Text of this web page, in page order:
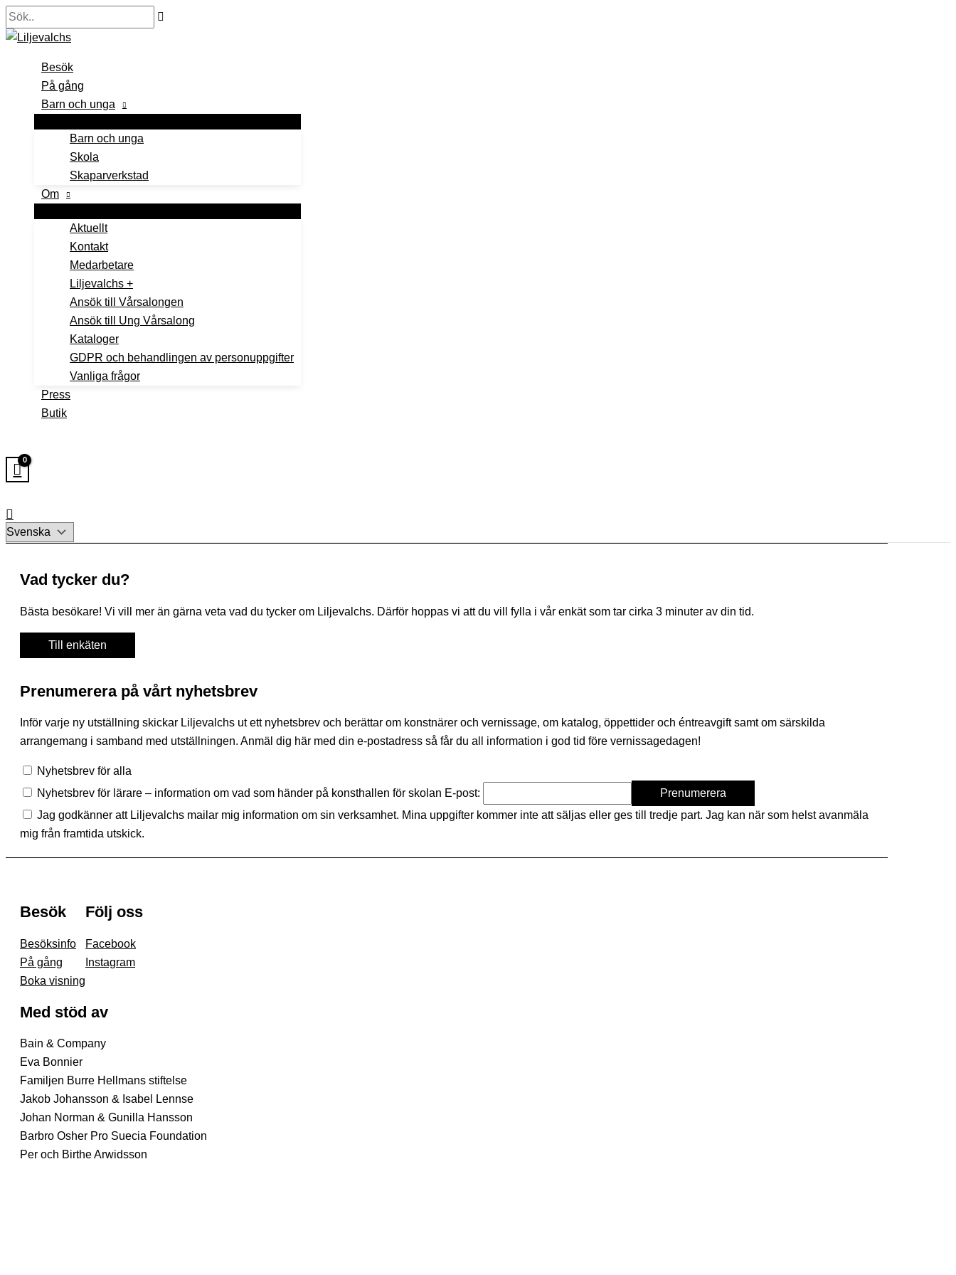
Hoppa
till
Sök..
Besök
På gång
Barn och unga
Barn och unga
Skola
Skaparverkstad
Om
Aktuellt
Kontakt
Medarbetare
Liljevalchs +
Ansök till Vårsalongen
Ansök till Ung Vårsalong
Kataloger
GDPR och behandlingen av personuppgifter
Vanliga frågor
Press
Butik
Välj
Vad tycker du?
Bästa besökare! Vi vill mer än gärna veta vad du tycker om Liljevalchs. Därför hoppas vi att du vill fylla i vår enkät som tar cirka 3 minuter av din tid.
Till enkäten
Prenumerera på vårt nyhetsbrev
Inför varje ny utställning skickar Liljevalchs ut ett nyhetsbrev och berättar om konstnärer och vernissage, om katalog, öppettider och éntreavgift samt om särskilda
arrangemang i samband med utställningen. Anmäl dig här med din e-postadress så får du all information i god tid före vernissagedagen!
Nyhetsbrev för alla
Nyhetsbrev för lärare – information om vad som händer på konsthallen för skolan E-post:
Jag godkänner att Liljevalchs mailar mig information om sin verksamhet. Mina uppgifter kommer inte att säljas eller ges till tredje part. Jag kan när som helst avanmäla
mig från framtida utskick.
Besök
Besöksinfo
På gång
Boka visning
Följ oss
Facebook
Instagram
Med stöd av
Bain & Company
Eva Bonnier
Familjen Burre Hellmans stiftelse
Jakob Johansson & Isabel Lennse
Johan Norman & Gunilla Hansson
Barbro Osher Pro Suecia Foundation
Per och Birthe Arwidsson